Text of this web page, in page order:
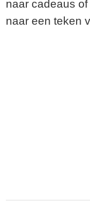
naar cadeaus
naar een teken